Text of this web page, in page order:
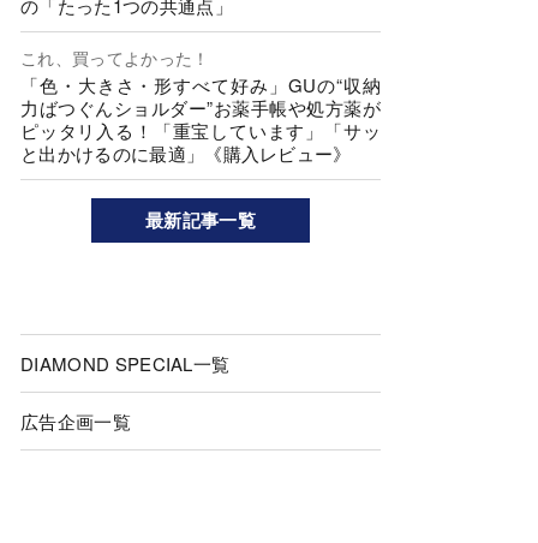
の「たった1つの共通点」
これ、買ってよかった！
「色・大きさ・形すべて好み」GUの“収納
力ばつぐんショルダー”お薬手帳や処方薬が
ピッタリ入る！「重宝しています」「サッ
と出かけるのに最適」《購入レビュー》
最新記事一覧
DIAMOND SPECIAL一覧
広告企画一覧